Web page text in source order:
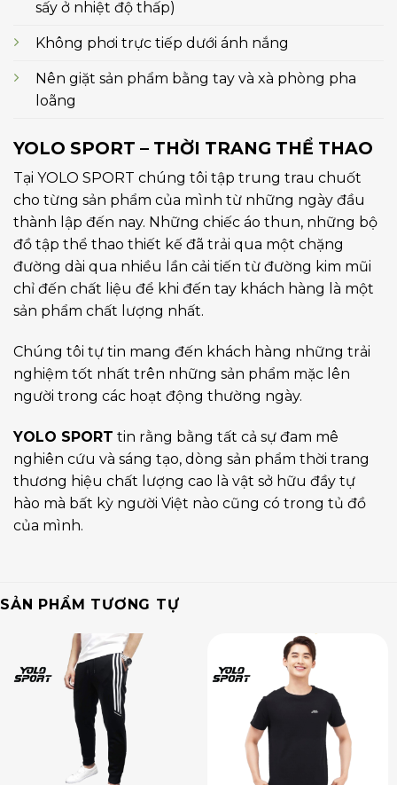
sấy ở nhiệt độ thấp)
Không phơi trực tiếp dưới ánh nắng
Nên giặt sản phẩm bằng tay và xà phòng pha
loãng
YOLO SPORT – THỜI TRANG THỂ THAO
Tại YOLO SPORT chúng tôi tập trung trau chuốt
cho từng sản phẩm của mình từ những ngày đầu
thành lập đến nay. Những chiếc áo thun, những bộ
đồ tập thể thao thiết kế đã trải qua một chặng
đường dài qua nhiều lần cải tiến từ đường kim mũi
chỉ đến chất liệu để khi đến tay khách hàng là một
sản phẩm chất lượng nhất.
Chúng tôi tự tin mang đến khách hàng những trải
nghiệm tốt nhất trên những sản phẩm mặc lên
người trong các hoạt động thường ngày.
YOLO SPORT tin rằng bằng tất cả sự đam mê
nghiên cứu và sáng tạo, dòng sản phẩm thời trang
thương hiệu chất lượng cao là vật sở hữu đầy tự
hào mà bất kỳ người Việt nào cũng có trong tủ đồ
của mình.
SẢN PHẨM TƯƠNG TỰ